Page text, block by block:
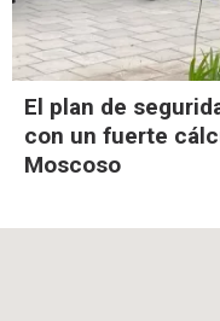
El plan de
con un fuerte
Moscoso